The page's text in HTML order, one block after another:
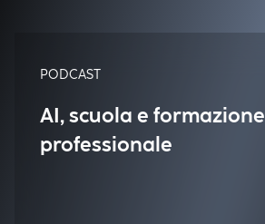
PODCAST
AI, scuola e formazione
professionale